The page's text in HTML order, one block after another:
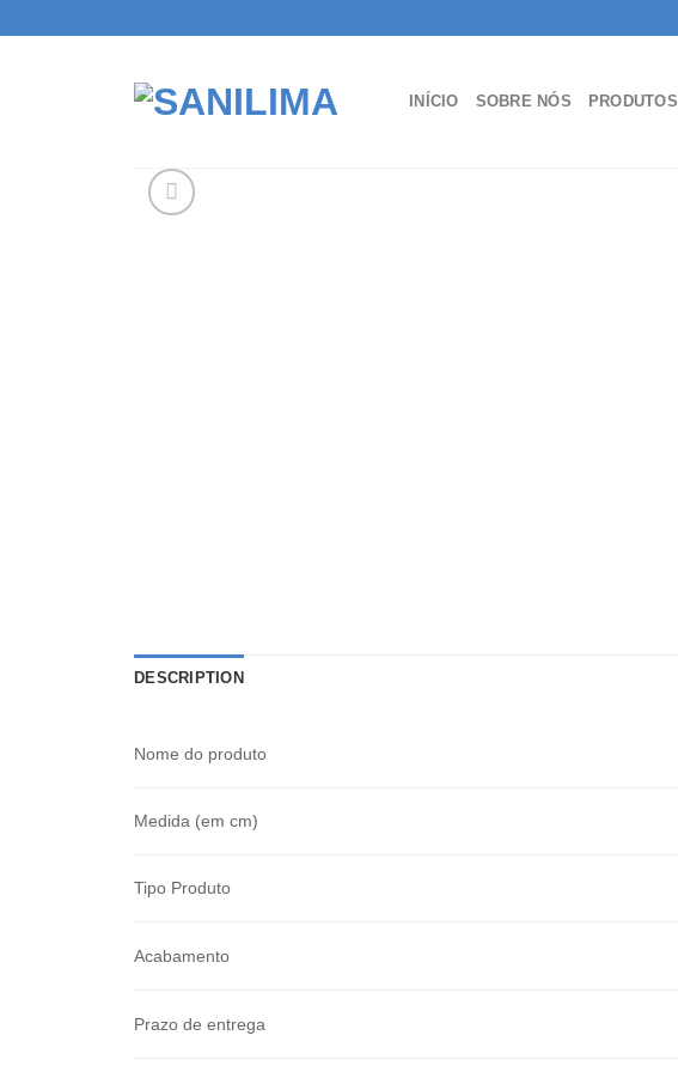
INÍCIO SOBRE NÓS PRODUTOS
DESCRIPTION
Nome do produto
Medida (em cm)
Tipo Produto
Acabamento
Prazo de entrega